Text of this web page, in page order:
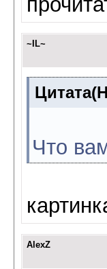
~IL~
Что
AlexZ